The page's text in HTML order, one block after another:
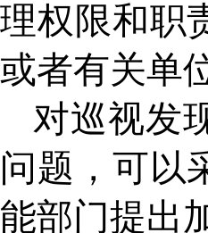
理权限和职
或者有关单
对巡视发
问题，可以
能部门提出